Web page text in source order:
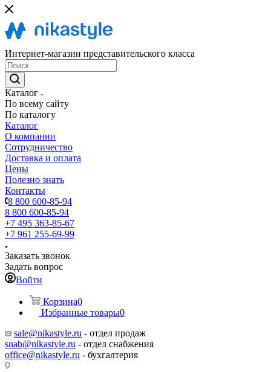
Интернет-магазин представительского класса
Каталог
По всему сайту
По каталогу
Каталог
О компании
Сотрудничество
Доставка и оплата
Цены
Полезно знать
Контакты
8 800 600-85-94
8 800 600-85-94
+7 495 363-85-67
+7 961 255-69-99
Заказать звонок
Задать вопрос
Войти
Корзина0
Избранные товары0
sale@nikastyle.ru - отдел продаж
snab@nikastyle.ru - отдел снабжения
office@nikastyle.ru - бухгалтерия